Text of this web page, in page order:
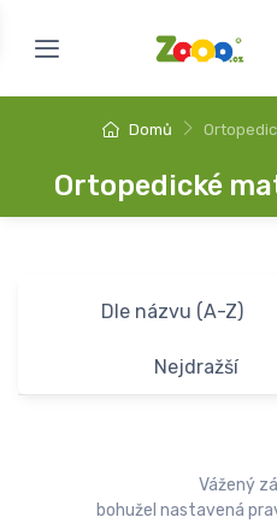
Domů
Ortopedické
Dle názvu (A-Z)
Nejdražší
Vážený
bohužel nastavená